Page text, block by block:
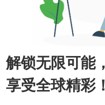
解锁无限可能，
享受全球精彩！